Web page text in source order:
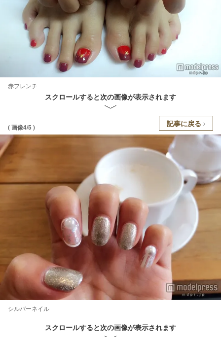
赤フレンチ
スクロールすると次の画像が表示されます
( 画像4/5 ) 記事に戻る
シルバーネイル
スクロールすると次の画像が表示されます